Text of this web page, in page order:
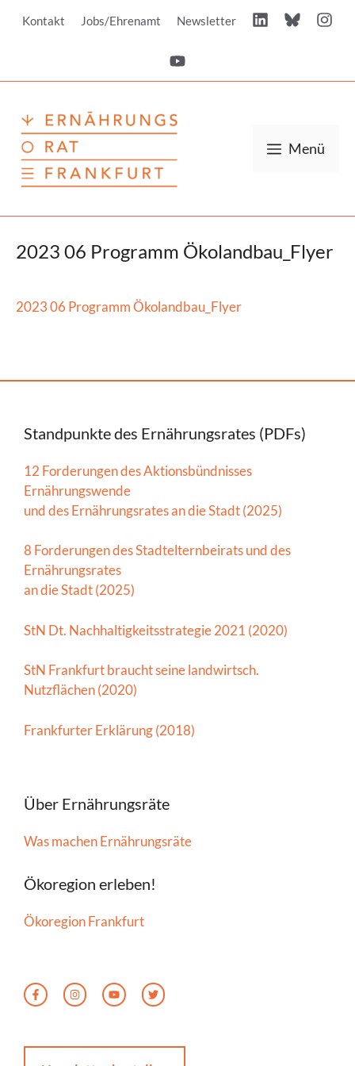
InhaltKontakt Jobs/Ehrenamt Newsletter
Menü
2023 06 Programm Ökolandbau_Flyer
2023 06 Programm Ökolandbau_Flyer
Standpunkte des Ernährungsrates (PDFs)
12 Forderungen des Aktionsbündnisses
Ernährungswende
und des Ernährungsrates an die Stadt (2025)
8 Forderungen des Stadtelternbeirats und des
Ernährungsrates
an die Stadt (2025)
StN Dt. Nachhaltigkeitsstrategie 2021 (2020)
StN Frankfurt braucht seine landwirtsch.
Nutzflächen (2020)
Frankfurter Erklärung (2018)
Über Ernährungsräte
Was machen Ernährungsräte
Ökoregion erleben!
Ökoregion Frankfurt